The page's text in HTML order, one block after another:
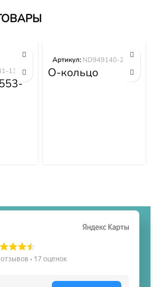
1300 О-кольцо
ND949140-2570
Артикул: ND949140-2570